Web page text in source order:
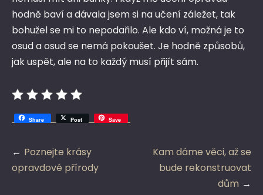
hodně baví a dávala jsem si na učení záležet, tak
bohužel se mi to nepodařilo. Ale kdo ví, možná je to
osud a osud se nemá pokoušet. Je hodně způsobů,
jak uspět, ale na to každý musí přijít sám.
Share Post Save
Navigace
pro
Poznejte krásy
opravdové přírody
Kam dáme věci, až se
bude rekonstruovat
dům